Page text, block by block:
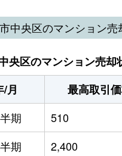
中央区のマンション売
央区のマンション売却
/月
最高取引価
期
510
期
2,400